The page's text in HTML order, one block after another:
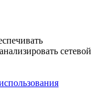
сетевой